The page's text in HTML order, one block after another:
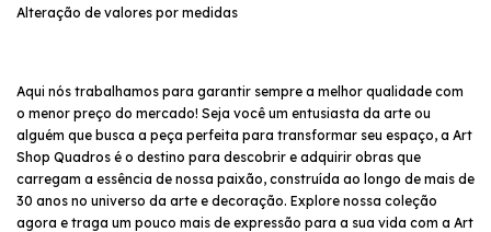
Alteração de valores por medidas
Aqui nós trabalhamos para garantir sempre a melhor qualidade com
o menor preço do mercado! Seja você um entusiasta da arte ou
alguém que busca a peça perfeita para transformar seu espaço, a Art
Shop Quadros é o destino para descobrir e adquirir obras que
carregam a essência de nossa paixão, construída ao longo de mais de
30 anos no universo da arte e decoração. Explore nossa coleção
agora e traga um pouco mais de expressão para a sua vida com a Art